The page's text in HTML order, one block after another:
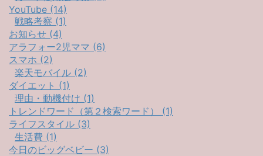
YouTube (14)
戦略考察 (1)
お知らせ (4)
アラフォー2児ママ (6)
スマホ (2)
楽天モバイル (2)
ダイエット (1)
理由・動機付け (1)
トレンドワード（第２検索ワード） (1)
ライフスタイル (3)
生活費 (1)
今日のビッグベビー (3)